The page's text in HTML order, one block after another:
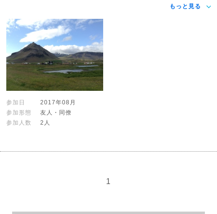
もっと見る
参加日
2017年08月
参加形態
友人・同僚
参加人数
2人
1